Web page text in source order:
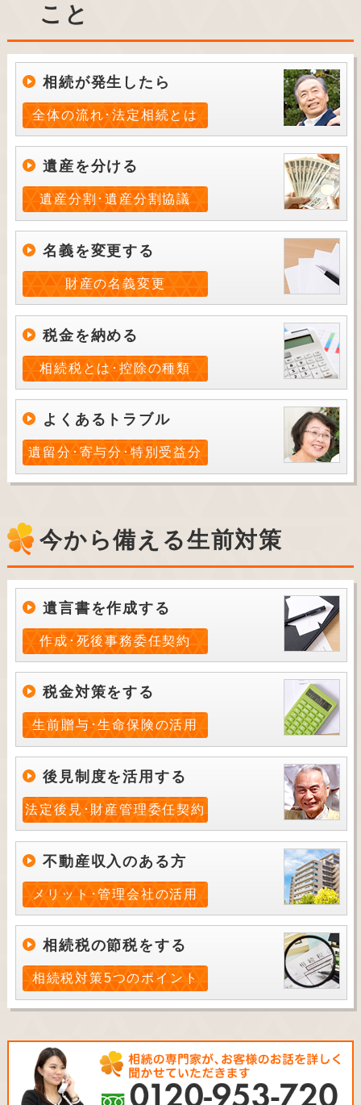
こと
相続が発生したら
全体の流れ･法定相続とは
遺産を分ける
遺産分割･遺産分割協議
名義を変更する
財産の名義変更
税金を納める
相続税とは･控除の種類
よくあるトラブル
遺留分･寄与分･特別受益分
今から備える生前対策
遺言書を作成する
作成･死後事務委任契約
税金対策をする
生前贈与･生命保険の活用
後見制度を活用する
法定後見･財産管理委任契約
不動産収入のある方
メリット･管理会社の活用
相続税の節税をする
相続税対策5つのポイント